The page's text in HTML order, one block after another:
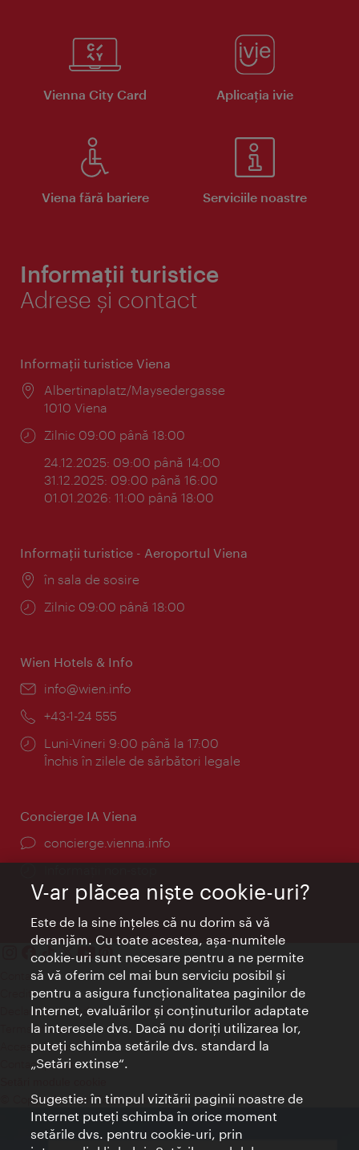
Vienna City Card Aplicaţia ivie
Viena fără bariere Serviciile noastre
Informații turistice
Adrese și contact
Informaţii turistice Viena
Locul:
Albertinaplatz/Maysedergasse
1010 Viena
Program:
Zilnic 09:00 până 18:00
24.12.2025: 09:00 până 14:00
31.12.2025: 09:00 până 16:00
01.01.2026: 11:00 până 18:00
Informaţii turistice - Aeroportul Viena
Locul:
în sala de sosire
Program:
Zilnic 09:00 până 18:00
Wien Hotels & Info
E-
info@wien.info
Telefon:
+43-1-24 555
Program:
Luni-Vineri 9:00 până la 17:00
Închis în zilele de sărbători legale
Concierge IA Viena
concierge.vienna.info
Contact
Credits
Declaraţie privind protecţia datelor
Terms of Use
Accesibilitate
Contact presa
© Copyright Wien Tourismus
V-ar plăcea nişte cookie-uri?
Este de la sine înţeles că nu dorim să vă
deranjăm. Cu toate acestea, aşa-numitele
cookie-uri sunt necesare pentru a ne permite
să vă oferim cel mai bun serviciu posibil şi
pentru a asigura funcţionalitatea paginilor de
Internet, evaluărilor şi conţinuturilor adaptate
la interesele dvs. Dacă nu doriţi utilizarea lor,
puteţi schimba setările dvs. standard la
„Setări extinse“.
Sugestie: în timpul vizitării paginii noastre de
Internet puteţi schimba în orice moment
setările dvs. pentru cookie-uri, prin